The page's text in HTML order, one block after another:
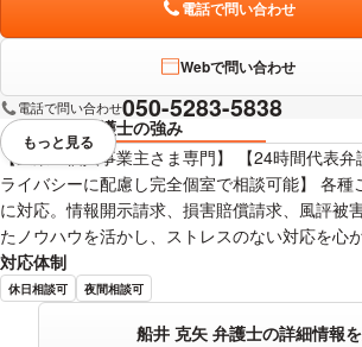
電話で問い合わせ
Webで問い合わせ
電話で問い合わせ050-5283-5838
弁護士の強み
【企業・個人事業主さま専門】 【24時間代表
ライバシーに配慮し完全個室で相談可能】 各種
に対応。情報開示請求、損害賠償請求、風評被
たノウハウを活かし、ストレスのない対応を心が
対応体制
休日相談可 夜間相談可
船井 克矢 弁護士の詳細情報
視覚的に省略されている要素を
もっと見る